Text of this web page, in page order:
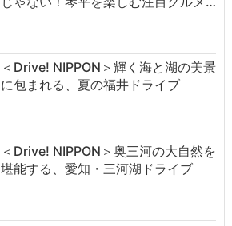
＜Drive! NIPPON＞輝く海と湖の美景
に包まれる、夏の福井ドライブ
＜Drive! NIPPON＞奥三河の大自然を
堪能する、愛知・三河湖ドライブ